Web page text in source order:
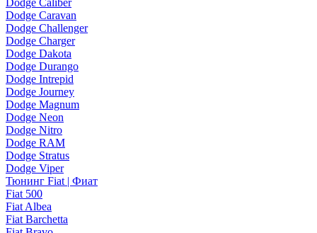
Dodge Caliber
Dodge Caravan
Dodge Challenger
Dodge Charger
Dodge Dakota
Dodge Durango
Dodge Intrepid
Dodge Journey
Dodge Magnum
Dodge Neon
Dodge Nitro
Dodge RAM
Dodge Stratus
Dodge Viper
Тюнинг Fiat | Фиат
Fiat 500
Fiat Albea
Fiat Barchetta